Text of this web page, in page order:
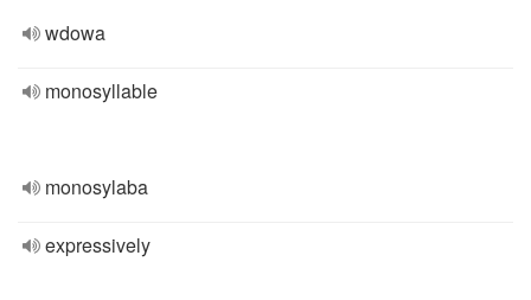
wdowa
monosyllable
monosylaba
expressively